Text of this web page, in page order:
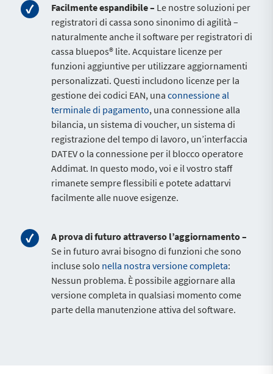
Facilmente espandibile – Le nostre soluzioni per
registratori di cassa sono sinonimo di agilità –
naturalmente anche il software per registratori di
cassa bluepos® lite. Acquistare licenze per
funzioni aggiuntive per utilizzare aggiornamenti
personalizzati. Questi includono licenze per la
gestione dei codici EAN, una connessione al
terminale di pagamento, una connessione alla
bilancia, un sistema di voucher, un sistema di
registrazione del tempo di lavoro, un’interfaccia
DATEV o la connessione per il blocco operatore
Addimat. In questo modo, voi e il vostro staff
rimanete sempre flessibili e potete adattarvi
facilmente alle nuove esigenze.
A prova di futuro attraverso l’aggiornamento –
Se in futuro avrai bisogno di funzioni che sono
incluse solo nella nostra versione completa:
Nessun problema. È possibile aggiornare alla
versione completa in qualsiasi momento come
parte della manutenzione attiva del software.